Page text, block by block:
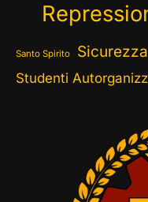
Santo Spirito Sicurezza
Studenti